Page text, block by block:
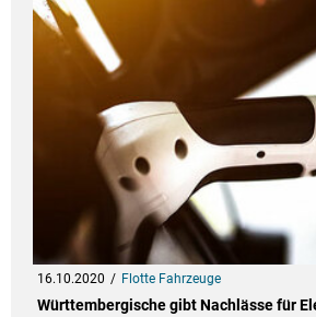
16.10.2020 Flotte Fahrzeuge
Württembergische gibt Nachlässe für